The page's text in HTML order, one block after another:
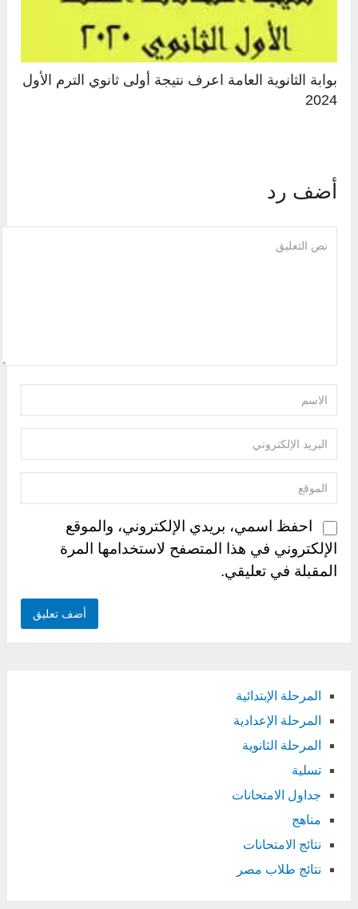
بوابة الثانوية العامة اعرف نتيجة أولى ثانوي الترم الأول
2024
أضف رد
احفظ اسمي، بريدي الإلكتروني، والموقع
الإلكتروني في هذا المتصفح لاستخدامها المرة
المقبلة في تعليقي.
المرحلة الإبتدائية
المرحلة الإعدادية
المرحلة الثانوية
تسلية
جداول الامتحانات
مناهج
نتائج الامتحانات
نتائج طلاب مصر